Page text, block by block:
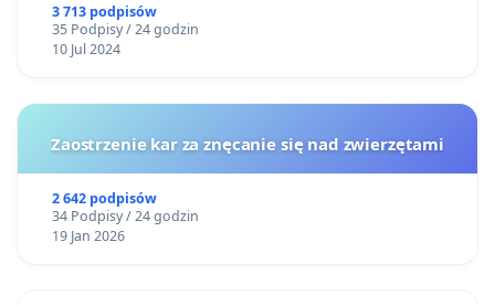
3 713 podpisów
35 Podpisy / 24 godzin
10 Jul 2024
Zaostrzenie kar za znęcanie się nad zwierzętami
2 642 podpisów
34 Podpisy / 24 godzin
19 Jan 2026